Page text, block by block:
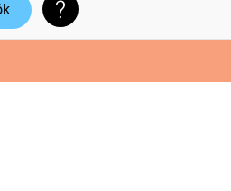
Söktips